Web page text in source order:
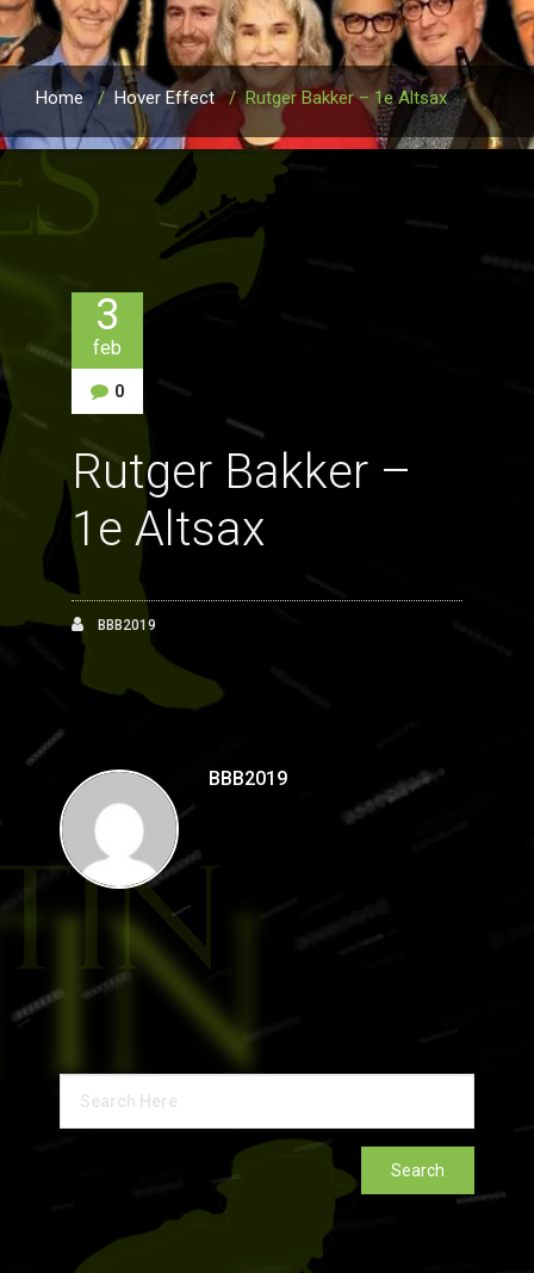
Home/ Hover Effect/Rutger Bakker – 1e Altsax
3
feb
0
Rutger Bakker –
1e Altsax
BBB2019
BBB2019